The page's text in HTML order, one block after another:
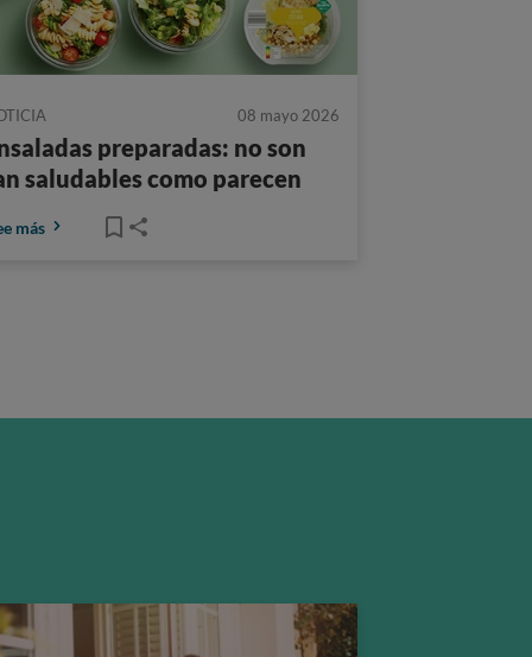
08 mayo 2026
preparadas: no son
saludables como parecen
más